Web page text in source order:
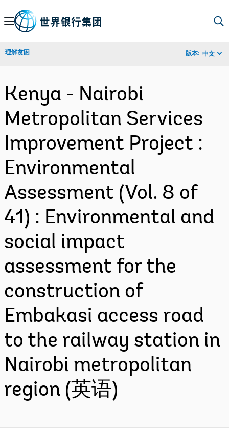
Skip
Navigation
理解贫困 版本: 中文
Kenya - Nairobi
Metropolitan Services
Improvement Project :
Environmental
Assessment (Vol. 8 of
41) : Environmental and
social impact
assessment for the
construction of
Embakasi access road
to the railway station in
Nairobi metropolitan
region (英语)